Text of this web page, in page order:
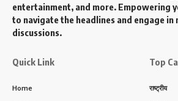
entertainment, and more. Empowering
to navigate the headlines and engage in
discussions.
Quick Link
Home
Top
राष्ट्रीय